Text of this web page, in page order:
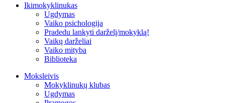
Ikimokyklinukas
Ugdymas
Vaiko psichologija
Pradedu lankyti darželį/mokyklą!
Vaikų darželiai
Vaiko mityba
Biblioteka
Moksleivis
Mokyklinukų klubas
Ugdymas